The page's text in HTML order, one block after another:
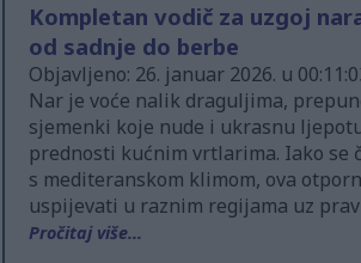
Kompletan vodič za uzgoj
od sadnje do berbe
Objavljeno: 26. januar 2026. u
Nar je voće nalik draguljima,
sjemenki koje nude i ukrasnu
prednosti kućnim vrtlarima. Iako se
s mediteranskom klimom, ova
uspijevati u raznim regijama uz
Pročitaj više...